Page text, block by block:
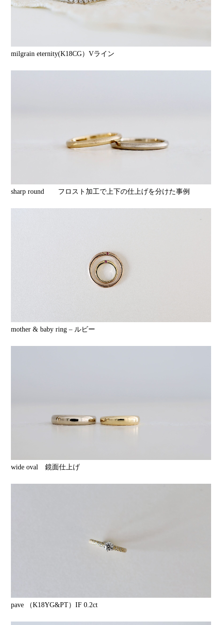
milgrain eternity(K18CG）Vライン
sharp round フロスト加工で上下の仕上げを分けた事例
mother & baby ring – ルビー
wide oval 鏡面仕上げ
pave （K18YG&PT）IF 0.2ct